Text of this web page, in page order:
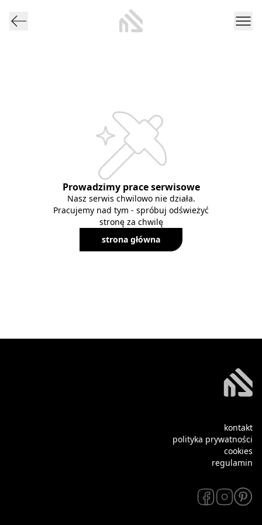
Prowadzimy prace serwisowe
Nasz serwis chwilowo nie działa.
Pracujemy nad tym - spróbuj odświeżyć
stronę za chwilę
strona główna
kontakt
polityka prywatności
cookies
regulamin